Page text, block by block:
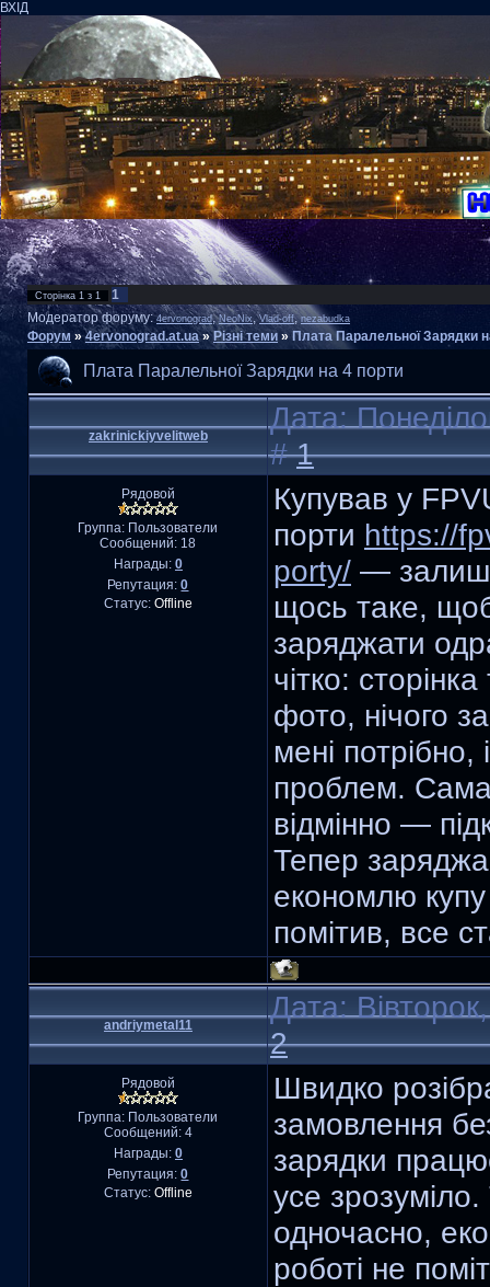
ВХІД
Сторінка 1 з 1
1
Модератор форуму:4ervonograd,NeoNix,Vlad-off,nezabudka
Форум » 4ervonograd.at.ua » Різні теми » Плата Паралельної Зарядки
Плата Паралельної Зарядки на 4 порти
zakrinickiyvelitweb
Дата:
#1
Рядовой
Группа: Пользователи
Сообщений: 18
Награды: 0
Репутация:0
Статус: Offline
Купував у
порти https://
porty/ —
щось таке,
заряджати
чітко:
фото, нічого
мені
проблем.
відмінно —
Тепер
економлю купу
помітив, все
andriymetal11
Дата:
2
Рядовой
Группа: Пользователи
Сообщений: 4
Награды: 0
Репутация:0
Статус: Offline
Швидко
замовлення
зарядки
усе
одночасно,
роботі не